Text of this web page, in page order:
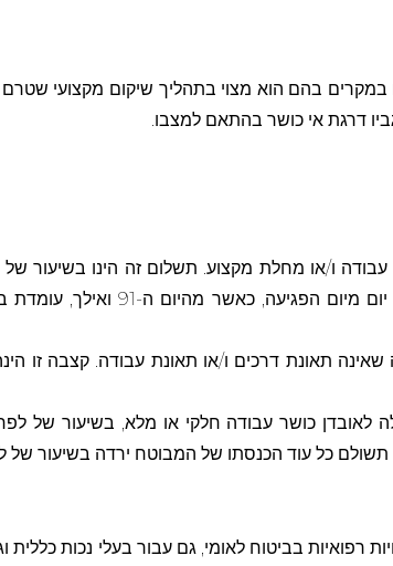
בהם הוא מצוי בתהליך שיקום מקצועי
דרגת אי כושר בהתאם למצבו.
הממוצע בשלושת החודשים האחרונים. חשוב לציין שדמי הפגיעה משולמים לתקופה
תאונת דרכים ו/או תאונת עבודה. קצבה זו
רפואיות בביטוח לאומי, גם עבור בעלי נכות כללית